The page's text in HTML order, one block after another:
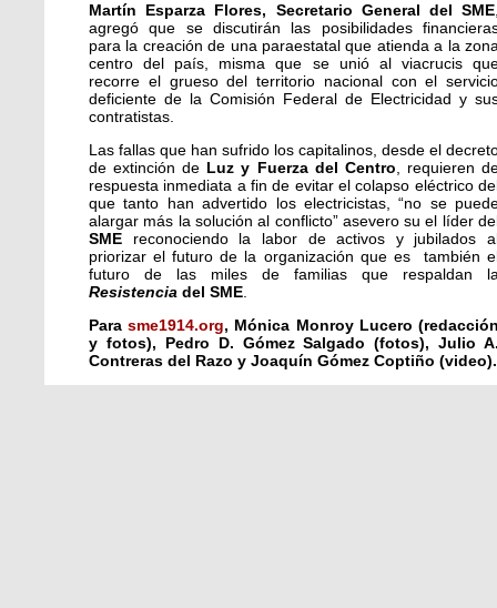
Martín Esparza Flores, Secretario General del SME
agregó que se discutirán las posibilidades
para la creación de una paraestatal que atienda a la
centro del país, misma que se unió al viacrucis
recorre el grueso del territorio nacional con el
deficiente de la Comisión Federal de Electricidad y
contratistas.
Las fallas que han sufrido los capitalinos, desde el
de extinción de Luz y Fuerza del Centro , requieren
respuesta inmediata a fin de evitar el colapso eléctrico
que tanto han advertido los electricistas, “no se
alargar más la solución al conflicto” asevero su el líder
SME reconociendo la labor de activos y jubilados
priorizar el futuro de la organización que es también
futuro de las miles de familias que respaldan
Resistencia del SME
Parasme1914.org, Mónica Monroy Lucero
y fotos), Pedro D. Gómez Salgado (fotos), Julio
Contreras del Razo y Joaquín Gómez Coptiño (video).